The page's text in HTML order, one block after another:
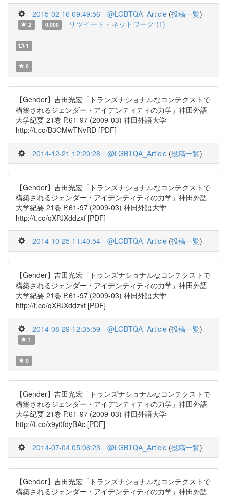
2015-02-16 09:49:56 @LGBTQA_Article (投稿一覧)
2 0.000 リツイート・ネットワーク (1)
1
0
【Gender】吉田光宏「トランズナショナルなコンテクストで
構築されるジェンダー・アイデンティティの力学」神田外語
大学紀要 21巻 P.61-97 (2009-03) 神田外語大学
http://t.co/B3OMwTNvRD [PDF]
2014-12-21 12:20:28 @LGBTQA_Article (投稿一覧)
【Gender】吉田光宏「トランズナショナルなコンテクストで
構築されるジェンダー・アイデンティティの力学」神田外語
大学紀要 21巻 P.61-97 (2009-03) 神田外語大学
http://t.co/qXPJXddzxf [PDF]
2014-10-25 11:40:54 @LGBTQA_Article (投稿一覧)
【Gender】吉田光宏「トランズナショナルなコンテクストで
構築されるジェンダー・アイデンティティの力学」神田外語
大学紀要 21巻 P.61-97 (2009-03) 神田外語大学
http://t.co/qXPJXddzxf [PDF]
2014-08-29 12:35:59 @LGBTQA_Article (投稿一覧)
1
0
【Gender】吉田光宏「トランズナショナルなコンテクストで
構築されるジェンダー・アイデンティティの力学」神田外語
大学紀要 21巻 P.61-97 (2009-03) 神田外語大学
http://t.co/x9y0fdyBAc [PDF]
2014-07-04 05:06:23 @LGBTQA_Article (投稿一覧)
【Gender】吉田光宏「トランズナショナルなコンテクストで
構築されるジェンダー・アイデンティティの力学」神田外語